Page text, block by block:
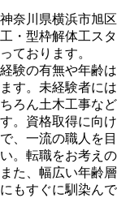
神奈川県横浜市旭
工・型枠解体工ス
っております。
経験の有無や年齢
ます。未経験者に
ちろん土木工事な
す。資格取得に向
で、一流の職人を
い。転職をお考え
また、幅広い年齢
にもすぐに馴染ん